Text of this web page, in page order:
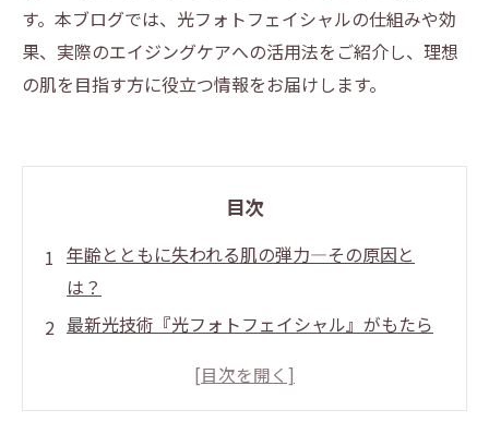
す。本ブログでは、光フォトフェイシャルの仕組みや効
果、実際のエイジングケアへの活用法をご紹介し、理想
の肌を目指す方に役立つ情報をお届けします。
目次
年齢とともに失われる肌の弾力―その原因と
は？
最新光技術『光フォトフェイシャル』がもたら
痛みもダウンタイムも少ない！光フォトフェイ